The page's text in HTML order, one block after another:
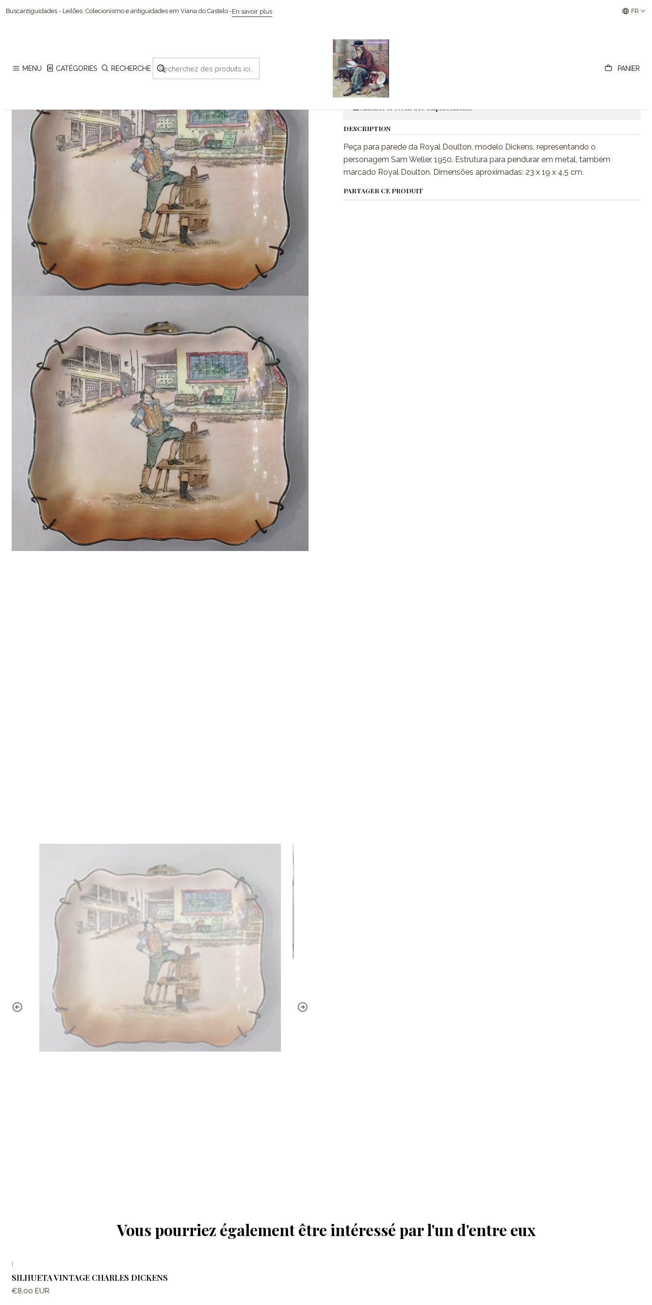
MENU CATÉGORIES RECHERCHE PANIER
Buscantiguidades - Leilões. Colecionismo e antiguidades em Viana do Castelo -En savoir plus Buscantiguidades - Leilões Colecionismo e FR
Accueil Cerâmicas
Royal Doulton, Dickens Mod., Sam Weller
Quantité
Afficher le stock des emplacements
DESCRIPTION
Peça para parede da Royal Doulton, modelo Dickens, representando o
personagem Sam Weller, 1950. Estrutura para pendurar em metal, também
marcado Royal Doulton. Dimensões aproximadas: 23 x 19 x 4,5 cm.
PARTAGER CE PRODUIT
Vous pourriez également être intéressé par l'un d'entre eux
|
SILHUETA VINTAGE CHARLES DICKENS
€8,00 EUR